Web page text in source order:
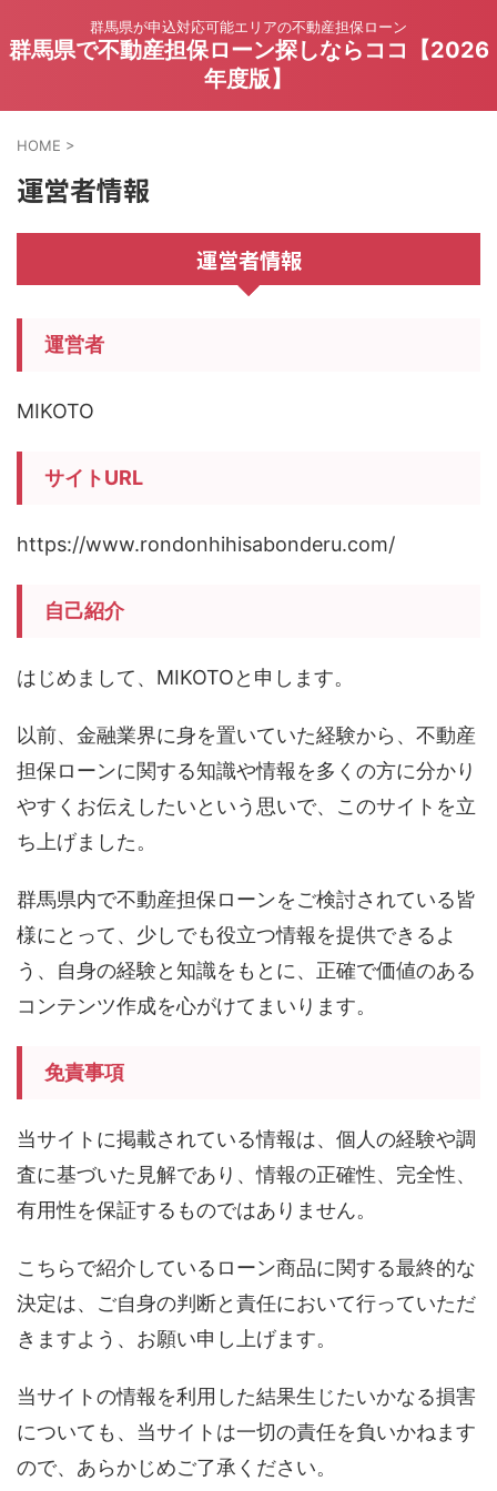
群馬県が申込対応可能エリアの不動産担保ローン
群馬県で不動産担保ローン探しならココ【2026
年度版】
HOME >
運営者情報
運営者情報
運営者
MIKOTO
サイトURL
https://www.rondonhihisabonderu.com/
自己紹介
はじめまして、MIKOTOと申します。
以前、金融業界に身を置いていた経験から、不動産
担保ローンに関する知識や情報を多くの方に分かり
やすくお伝えしたいという思いで、このサイトを立
ち上げました。
群馬県内で不動産担保ローンをご検討されている皆
様にとって、少しでも役立つ情報を提供できるよ
う、自身の経験と知識をもとに、正確で価値のある
コンテンツ作成を心がけてまいります。
免責事項
当サイトに掲載されている情報は、個人の経験や調
査に基づいた見解であり、情報の正確性、完全性、
有用性を保証するものではありません。
こちらで紹介しているローン商品に関する最終的な
決定は、ご自身の判断と責任において行っていただ
きますよう、お願い申し上げます。
当サイトの情報を利用した結果生じたいかなる損害
についても、当サイトは一切の責任を負いかねます
ので、あらかじめご了承ください。